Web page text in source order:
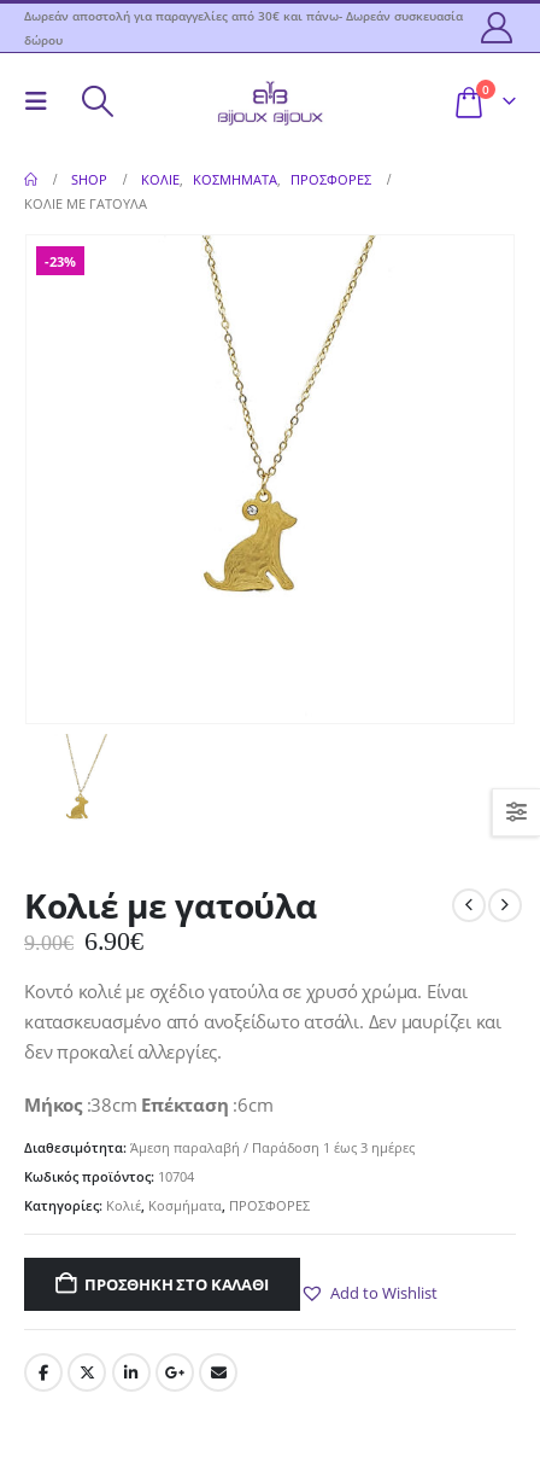
Δωρεάν αποστολή για παραγγελίες από 30€ και πάνω- Δωρεάν συσκευασία
δώρου
0
SHOP ΚΟΛΙΈ, ΚΟΣΜΉΜΑΤΑ,
ΠΡΟΣΦΟΡΕΣ
ΚΟΛΙΈ ΜΕ ΓΑΤΟΎΛΑ
-23%
Κολιέ με γατούλα
9.00€ Original
was:
9.00€.
6.90€Η
τιμή
είναι:
6.90€.
Κοντό κολιέ με σχέδιο γατούλα σε χρυσό χρώμα. Είναι
κατασκευασμένο από ανοξείδωτο ατσάλι. Δεν μαυρίζει και
δεν προκαλεί αλλεργίες.
Μήκος:38cm Επέκταση :6cm
Διαθεσιμότητα: Άμεση παραλαβή / Παράδoση 1 έως 3 ημέρες
Κωδικός προϊόντος: 10704
Κατηγορίες: Κολιέ Κοσμήματα ΠΡΟΣΦΟΡΕΣ
ΠΡΟΣΘΉΚΗ ΣΤΟ ΚΑΛΆΘΙ Add to Wishlist